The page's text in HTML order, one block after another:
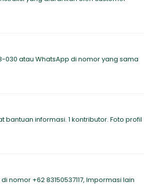
030 atau WhatsApp di nomor yang sama
bantuan informasi. 1 kontributor. Foto profil
+62 83150537117, Impormasi lain